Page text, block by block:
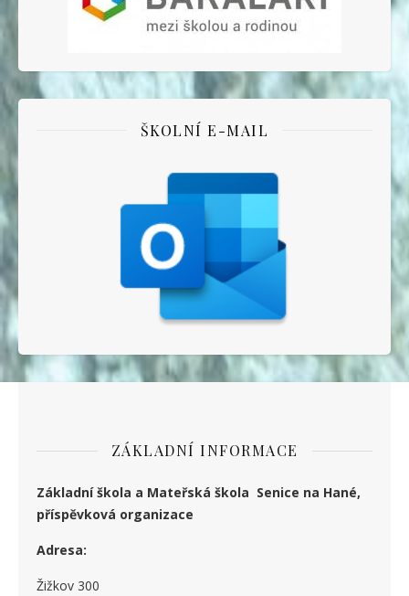
ŠKOLNÍ E-MAIL
ZÁKLADNÍ INFORMACE
Základní škola a Mateřská škola Senice na Hané,
příspěvková organizace
Adresa:
Žižkov 300